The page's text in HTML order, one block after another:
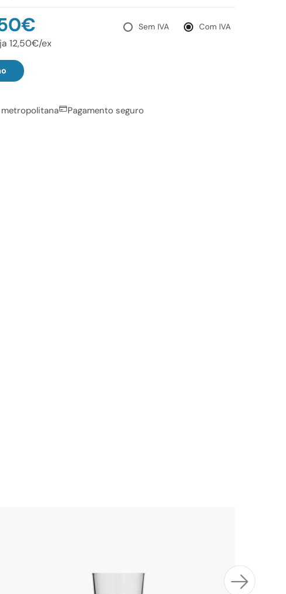
Sem IVA Com IVA
12,50€/ex
Pagamento seguro